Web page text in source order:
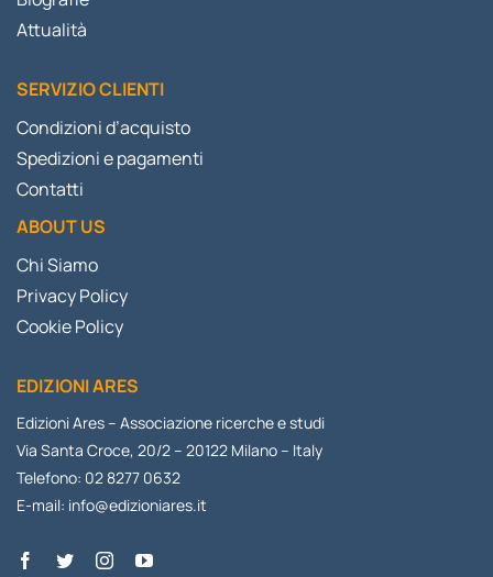
Attualità
SERVIZIO CLIENTI
Condizioni d’acquisto
Spedizioni e pagamenti
Contatti
ABOUT US
Chi Siamo
Privacy Policy
Cookie Policy
EDIZIONI ARES
Edizioni Ares – Associazione ricerche e studi
Via Santa Croce, 20/2 – 20122 Milano – Italy
Telefono: 02 8277 0632
E-mail: info@edizioniares.it